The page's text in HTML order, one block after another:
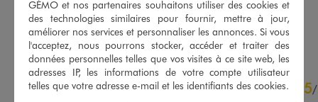
AJOUTERAU PANIER
4.5/5 de moyenne
(62 avis)
AJOUTERAU PANIER
4.8/5 5/
GÉMO et nos partenaires souhaitons utiliser des cookies et
des technologies similaires pour fournir, mettre à jour,
améliorer nos services et personnaliser les annonces. Si vous
l'acceptez, nous pourrons stocker, accéder et traiter des
données personnelles telles que vos visites à ce site web, les
adresses IP, les informations de votre compte utilisateur
telles que votre adresse e-mail et les identifiants des cookies.